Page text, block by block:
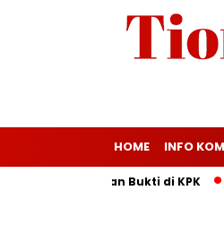
HOME INFO
Hadirkan Bukti di KPK